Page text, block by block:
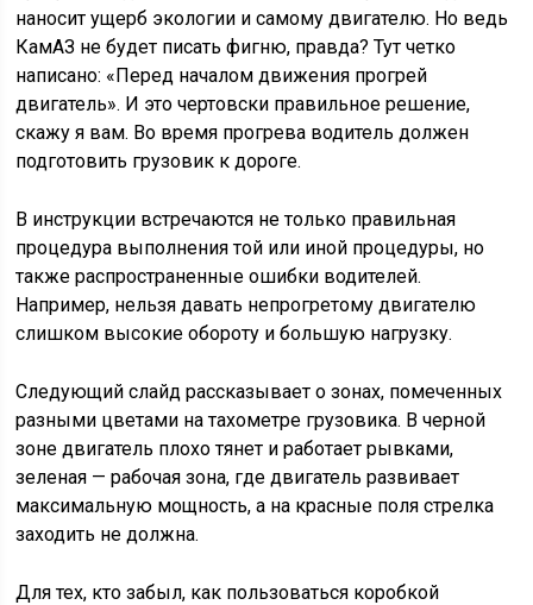
наносит ущерб экологии и самому двигателю. Но ведь
КамАЗ не будет писать фигню, правда? Тут четко
написано: «Перед началом движения прогрей
двигатель». И это чертовски правильное решение,
скажу я вам. Во время прогрева водитель должен
подготовить грузовик к дороге.
В инструкции встречаются не только правильная
процедура выполнения той или иной процедуры, но
также распространенные ошибки водителей.
Например, нельзя давать непрогретому двигателю
слишком высокие обороту и большую нагрузку.
Следующий слайд рассказывает о зонах, помеченных
разными цветами на тахометре грузовика. В черной
зоне двигатель плохо тянет и работает рывками,
зеленая — рабочая зона, где двигатель развивает
максимальную мощность, а на красные поля стрелка
заходить не должна.
Для тех, кто забыл, как пользоваться коробкой